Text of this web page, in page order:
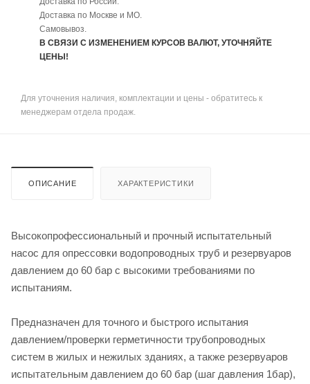
Доставка по Москве и МО.
Самовывоз.
В СВЯЗИ С ИЗМЕНЕНИЕМ КУРСОВ ВАЛЮТ, УТОЧНЯЙТЕ
ЦЕНЫ!
Для уточнения наличия, комплектации и цены - обратитесь к
менеджерам отдела продаж.
ОПИСАНИЕ ХАРАКТЕРИСТИКИ
Высокопрофессиональный и прочный испытательный
насос для опрессовки водопроводных труб и резервуаров
давлением до 60 бар с высокими требованиями по
испытаниям.
Предназначен для точного и быстрого испытания
давлением/проверки герметичности трубопроводных
систем в жилых и нежилых зданиях, а также резервуаров
испытательным давлением до 60 бар (шаг давления 1бар),